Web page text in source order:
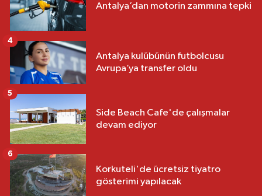
Antalya’dan motorin zammına tepki
Antalya kulübünün futbolcusu
Avrupa’ya transfer oldu
4
Side Beach Cafe'de çalışmalar
devam ediyor
5
Korkuteli'de ücretsiz tiyatro
gösterimi yapılacak
6